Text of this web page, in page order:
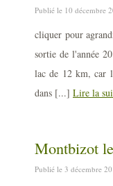
Publié le 10 décembre
cliquer pour
sortie de l'année
lac de 12 km, car
dans [...] Lire la
Montbizot
Publié le 3 décembre